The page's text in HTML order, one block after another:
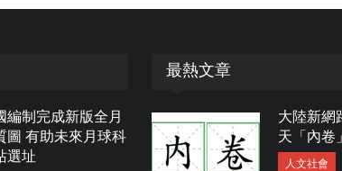
編制完成新版全月
圖 有助未來月球科
選址
最熱文章
大陸新網
天「內卷
人文社會